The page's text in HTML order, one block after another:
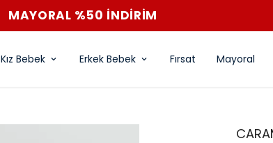
MAYORAL %50 İNDİRİM
Kız Bebek Erkek Bebek Fırsat Mayoral